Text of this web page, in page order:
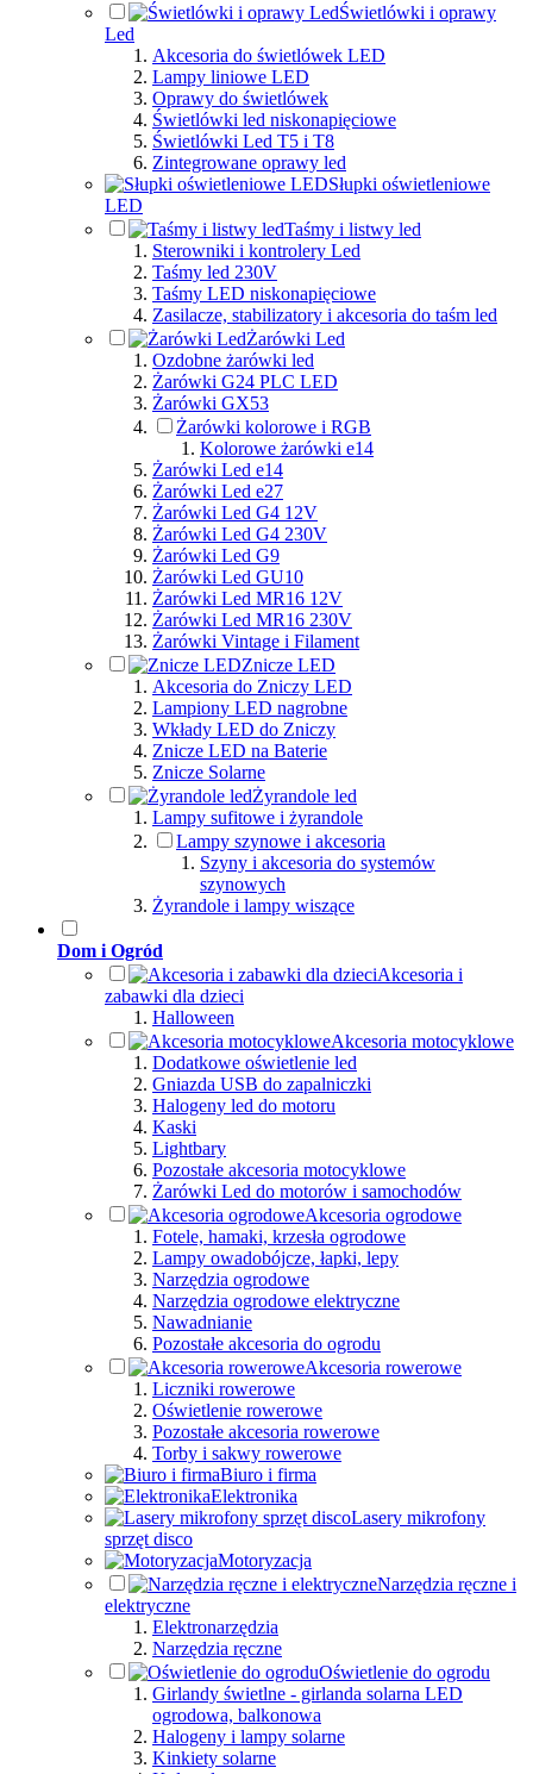
Świetlówki i oprawy
Led
Akcesoria do świetlówek LED
Lampy liniowe LED
Oprawy do świetlówek
Świetlówki led niskonapięciowe
Świetlówki Led T5 i T8
Zintegrowane oprawy led
Słupki oświetleniowe
LED
Taśmy i listwy led
Sterowniki i kontrolery Led
Taśmy led 230V
Taśmy LED niskonapięciowe
Zasilacze, stabilizatory i akcesoria do taśm led
Żarówki Led
Ozdobne żarówki led
Żarówki G24 PLC LED
Żarówki GX53
Żarówki kolorowe i RGB
Kolorowe żarówki e14
Żarówki Led e14
Żarówki Led e27
Żarówki Led G4 12V
Żarówki Led G4 230V
Żarówki Led G9
Żarówki Led GU10
Żarówki Led MR16 12V
Żarówki Led MR16 230V
Żarówki Vintage i Filament
Znicze LED
Akcesoria do Zniczy LED
Lampiony LED nagrobne
Wkłady LED do Zniczy
Znicze LED na Baterie
Znicze Solarne
Żyrandole led
Lampy sufitowe i żyrandole
Lampy szynowe i akcesoria
Szyny i akcesoria do systemów
szynowych
Żyrandole i lampy wiszące
Dom i Ogród
Akcesoria i
zabawki dla dzieci
Halloween
Akcesoria motocyklowe
Dodatkowe oświetlenie led
Gniazda USB do zapalniczki
Halogeny led do motoru
Kaski
Lightbary
Pozostałe akcesoria motocyklowe
Żarówki Led do motorów i samochodów
Akcesoria ogrodowe
Fotele, hamaki, krzesła ogrodowe
Lampy owadobójcze, łapki, lepy
Narzędzia ogrodowe
Narzędzia ogrodowe elektryczne
Nawadnianie
Pozostałe akcesoria do ogrodu
Akcesoria rowerowe
Liczniki rowerowe
Oświetlenie rowerowe
Pozostałe akcesoria rowerowe
Torby i sakwy rowerowe
Biuro i firma
Elektronika
Lasery mikrofony
sprzęt disco
Motoryzacja
Narzędzia ręczne i
elektryczne
Elektronarzędzia
Narzędzia ręczne
Oświetlenie do ogrodu
Girlandy świetlne - girlanda solarna LED
ogrodowa, balkonowa
Halogeny i lampy solarne
Kinkiety solarne